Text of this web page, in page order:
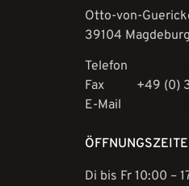
Otto-von-
39104 Magdeburg
Telefon
Fax
+49 (0)
E-Mail
Di bis Fr 10:00 –